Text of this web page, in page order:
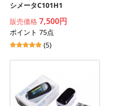
シメータC101H1
販売価格 7,500円
ポイント 75点
(5)